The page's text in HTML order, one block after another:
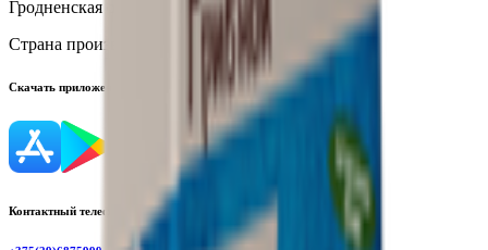
Гродненская обл., г. Лида, ул. Тавлая, 11
Страна производства:
Республика Беларусь
Скачать приложение
Контактный телефон